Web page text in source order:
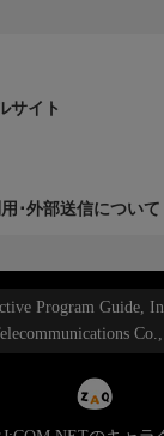
サイト
･外部送信について
Program Guide,